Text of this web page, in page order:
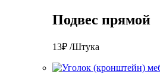
Подвес прямой
13₽ /Штука